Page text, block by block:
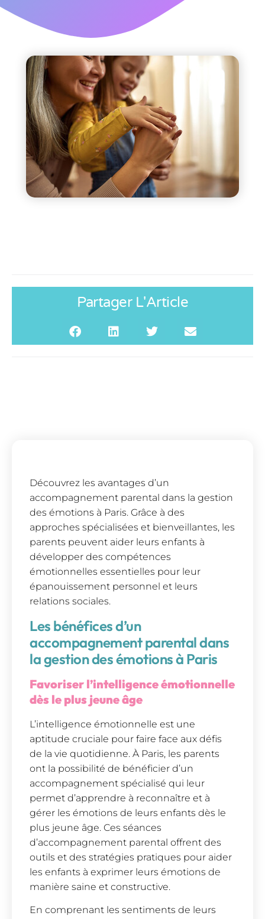
Partager L'Article
Découvrez les avantages d’un
accompagnement parental dans la gestion
des émotions à Paris. Grâce à des
approches spécialisées et bienveillantes, les
parents peuvent aider leurs enfants à
développer des compétences
émotionnelles essentielles pour leur
épanouissement personnel et leurs
relations sociales.
Les bénéfices d’un
accompagnement parental dans
la gestion des émotions à Paris
Favoriser l’intelligence émotionnelle
dès le plus jeune âge
L’intelligence émotionnelle est une
aptitude cruciale pour faire face aux défis
de la vie quotidienne. À Paris, les parents
ont la possibilité de bénéficier d’un
accompagnement spécialisé qui leur
permet d’apprendre à reconnaître et à
gérer les émotions de leurs enfants dès le
plus jeune âge. Ces séances
d’accompagnement parental offrent des
outils et des stratégies pratiques pour aider
les enfants à exprimer leurs émotions de
manière saine et constructive.
En comprenant les sentiments de leurs